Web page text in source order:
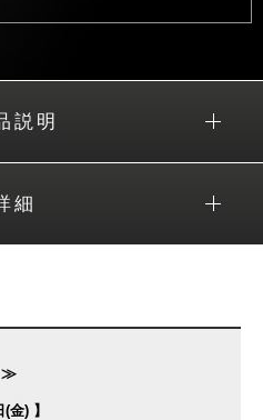
説明
細
≫
金) 】